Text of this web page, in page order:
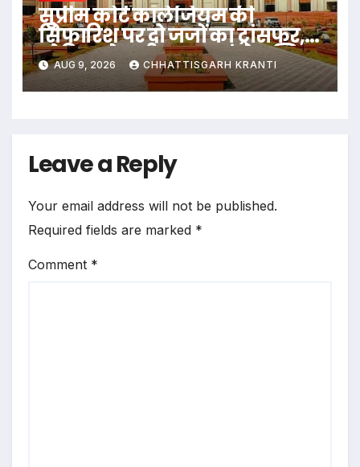
सुप्रीम कोर्ट कॉलेजियम की
सिफारिश पर दो जजों का ट्रांसफर,
ओडिशा से छत्तीसगढ़ आएंगे जस्टिस
कृष्ण राम मोहपात्रा
AUG 9, 2026 CHHATTISGARH KRANTI
Leave a Reply
Your email address will not be published.
Required fields are marked *
Comment *